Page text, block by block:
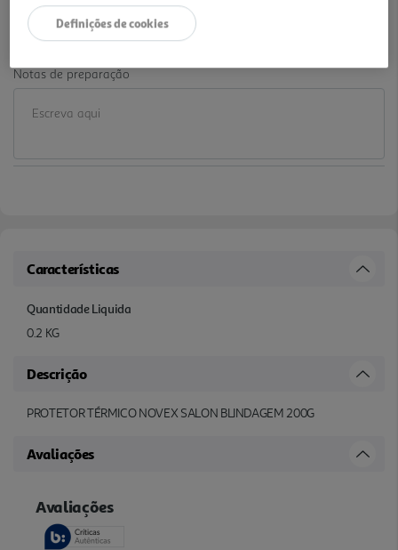
-10% Imediato Exclusivo Online
De 2/8/2026 a 1/9/2026
Notas de preparação
Características
Quantidade Liquida
0.2 KG
Descrição
PROTETOR TÉRMICO NOVEX SALON BLINDAGEM 200G
Avaliações
Definições de cookies